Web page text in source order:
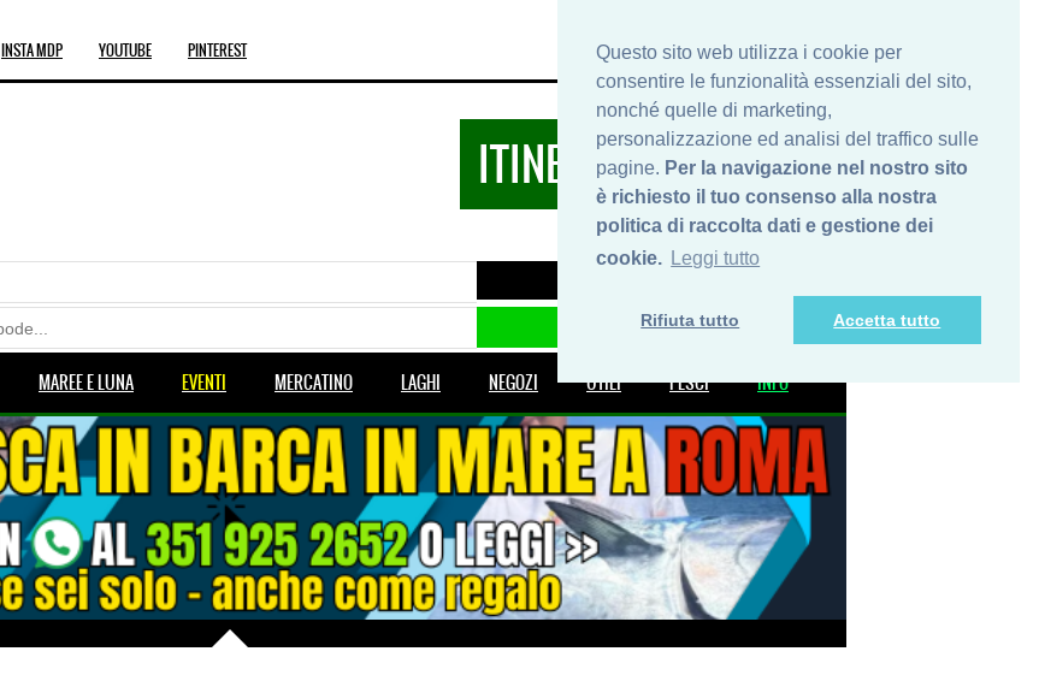
Questo sito web utilizza i cookie per
consentire le funzionalità essenziali del sito,
nonché quelle di marketing,
personalizzazione ed analisi del traffico sulle
pagine. Per la navigazione nel nostro sito
è richiesto il tuo consenso alla nostra
politica di raccolta dati e gestione dei
cookie. Leggi tutto
Rifiuta tutto Accetta tutto
INSTA MDP YOUTUBE PINTEREST PRIVACY
SHOP
INFO
ITINERARIDIPESCA.IT
MAREE E LUNA EVENTI MERCATINO LAGHI NEGOZI UTILI PESCI INFO